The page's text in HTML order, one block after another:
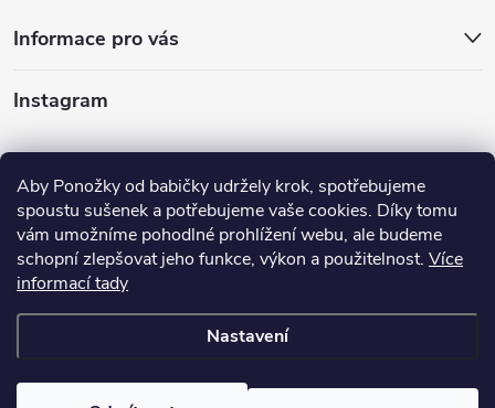
Aby Ponožky od babičky udržely krok, spotřebujeme
spoustu sušenek a potřebujeme vaše cookies. Díky tomu
vám umožníme pohodlné prohlížení webu, ale budeme
schopní zlepšovat jeho funkce, výkon a použitelnost. Více
informací tady
Nastavení
Informace pro vás
Instagram
Nabízíme vám
Ponožky od babičky. Všechna práva vyhrazena.